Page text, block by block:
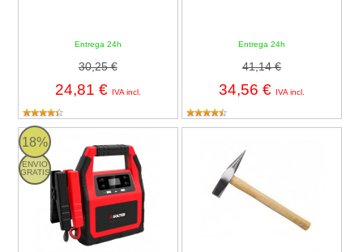
Entrega 24h
30,25 €
24,81 € IVA incl.
Entrega 24h
41,14 €
34,56 € IVA incl.
18%
ENVIO
GRATIS
Solter LITHIUM LT-45 - Arrancador profesional de baterías de